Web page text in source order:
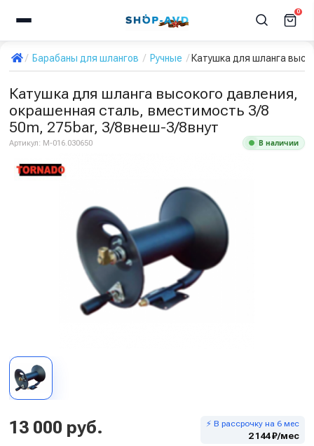
0
Барабаны для шлангов Ручные Катушка для шланга
Катушка для шланга высокого давления,
окрашенная сталь, вместимость 3/8
50m, 275bar, 3/8внеш-3/8внут
Артикул: M-016.030650 В наличии
13 000 руб. ⚡ В рассрочку на 6 мес
2 144 ₽/мес